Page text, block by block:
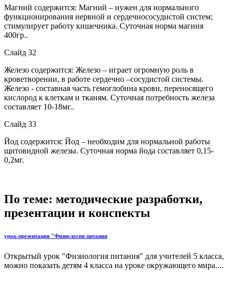
Магний содержится: Магний – нужен для нормального
функционирования нервной и сердечнососудистой систем;
стимулирует работу кишечника. Суточная норма магния
400гр..
Слайд 32
Железо содержится: Железо – играет огромную роль в
кроветворении, в работе сердечно –сосудистой системы.
Железо - составная часть гемоглобина крови, переносящего
кислород к клеткам и тканям. Суточная потребность железа
составляет 10-18мг..
Слайд 33
Йод содержится: Йод – необходим для нормальной работы
щитовидной железы. Суточная норма йода составляет 0,15-
0,2мг.
По теме: методические разработки,
презентации и конспекты
урок-презентация "Физиология питания
Открытый урок "Физиология питания" для учителей 5 класса,
можно показать детям 4 класса на уроке окружающего мира....